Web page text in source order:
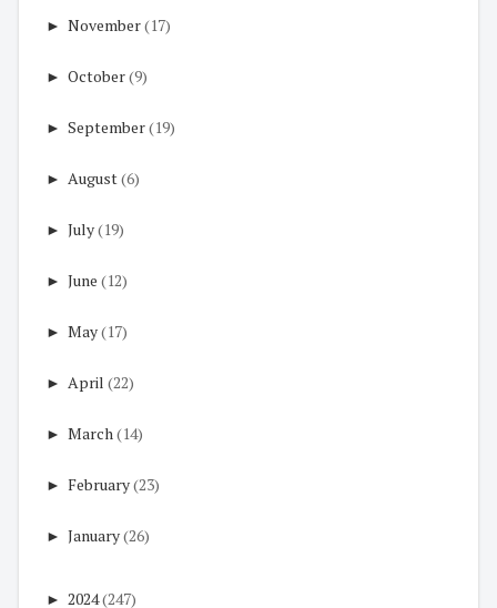
► November(17)
► October(9)
► September(19)
► August(6)
► July(19)
► June (12)
► May(17)
► April (22)
► March(14)
► February(23)
► January(26)
► 2024(247)